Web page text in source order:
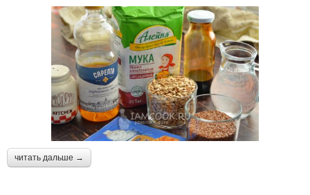
читать дальше →